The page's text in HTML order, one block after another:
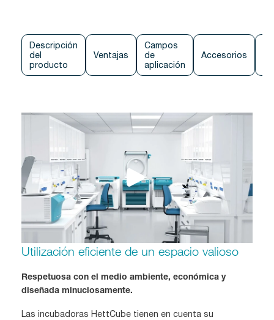
Descripción
del
producto
Ventajas
Campos
de
aplicación
Accesorios
Utilización eficiente de un espacio valioso
Respetuosa con el medio ambiente, económica y
diseñada minuciosamente.
Las incubadoras HettCube tienen en cuenta su